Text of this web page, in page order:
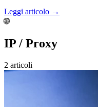
Leggi articolo →
🌐
IP / Proxy
2 articoli